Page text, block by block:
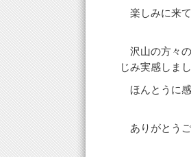
楽しみに来
沢山の方々
じみ実感しまし
ほんとうに感
ありがとう